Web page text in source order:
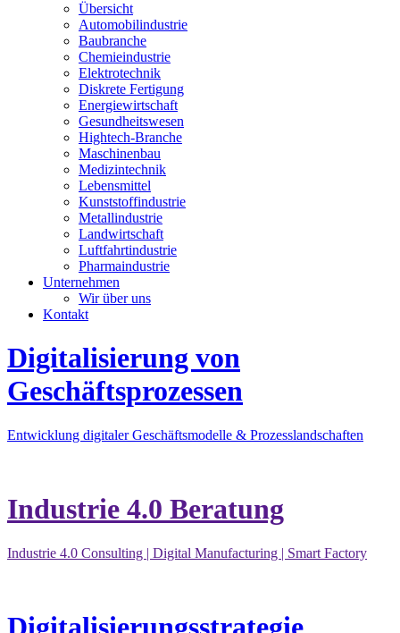
Übersicht
Automobilindustrie
Baubranche
Chemieindustrie
Elektrotechnik
Diskrete Fertigung
Energiewirtschaft
Gesundheitswesen
Hightech-Branche
Maschinenbau
Medizintechnik
Lebensmittel
Kunststoffindustrie
Metallindustrie
Landwirtschaft
Luftfahrtindustrie
Pharmaindustrie
Unternehmen
Wir über uns
Kontakt
Digitalisierung von
Geschäftsprozessen
Entwicklung digitaler Geschäftsmodelle & Prozesslandschaften
Industrie 4.0 Beratung
Industrie 4.0 Consulting | Digital Manufacturing | Smart Factory